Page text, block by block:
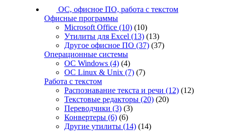
ОС, офисное ПО, работа с текстом
Офисные программы
Microsoft Office (10) (10)
Утилиты для Excel (13) (13)
Другое офисное ПО (37) (37)
Операционные системы
ОС Windows (4) (4)
ОС Linux & Unix (7) (7)
Работа с текстом
Распознавание текста и речи (12) (12)
Текстовые редакторы (20) (20)
Переводчики (3) (3)
Конвертеры (6) (6)
Другие утилиты (14) (14)